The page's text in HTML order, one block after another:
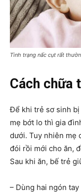
Tình trạng nấc cụt rất
Cách chữa
Để khi trẻ sơ sinh
mẹ bớt lo thì gia
dưới. Tuy nhiên mẹ
đói rồi mới cho ăn,
Sau khi ăn, bế trẻ
– Dùng hai ngón